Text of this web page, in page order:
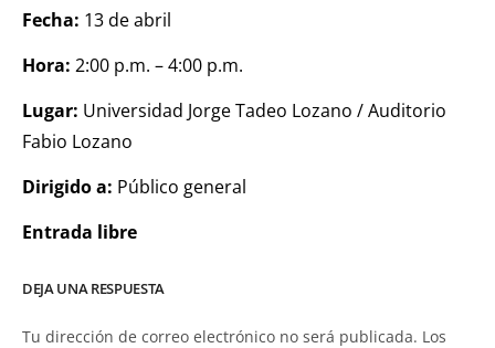
Fecha: 13 de abril
Hora: 2:00 p.m. – 4:00 p.m.
Lugar: Universidad Jorge Tadeo Lozano / Auditorio
Fabio Lozano
Dirigido a: Público general
Entrada libre
DEJA UNA RESPUESTA
Tu dirección de correo electrónico no será publicada. Los